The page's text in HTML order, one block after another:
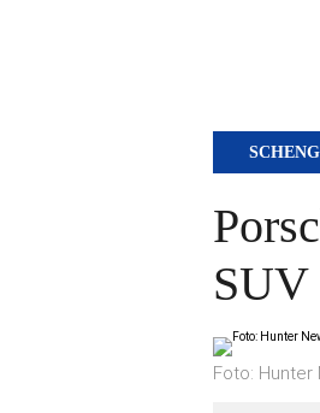
SUV
Foto: Hunter